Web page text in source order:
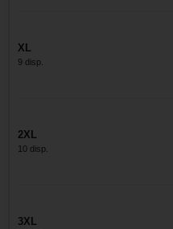
XL
9 disp.
2XL
10 disp.
3XL